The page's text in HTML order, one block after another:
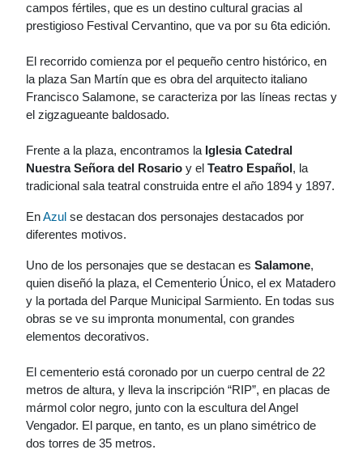
campos fértiles, que es un destino cultural gracias al
prestigioso Festival Cervantino, que va por su 6ta edición.
El recorrido comienza por el pequeño centro histórico, en
la plaza San Martín que es obra del arquitecto italiano
Francisco Salamone, se caracteriza por las líneas rectas y
el zigzagueante baldosado.
Frente a la plaza, encontramos la Iglesia Catedral
Nuestra Señora del Rosario y el Teatro Español, la
tradicional sala teatral construida entre el año 1894 y 1897.
EnAzul se destacan dos personajes destacados por
diferentes motivos.
Uno de los personajes que se destacan es Salamone,
quien diseñó la plaza, el Cementerio Único, el ex Matadero
y la portada del Parque Municipal Sarmiento. En todas sus
obras se ve su impronta monumental, con grandes
elementos decorativos.
El cementerio está coronado por un cuerpo central de 22
metros de altura, y lleva la inscripción “RIP”, en placas de
mármol color negro, junto con la escultura del Angel
Vengador. El parque, en tanto, es un plano simétrico de
dos torres de 35 metros.